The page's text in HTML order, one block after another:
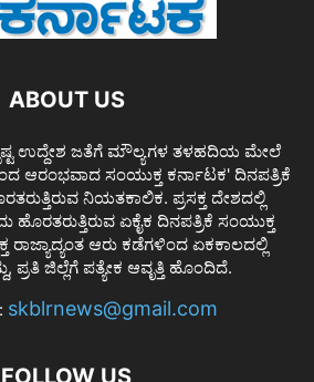
ABOUT US
ಉದ್ದೇಶ ಜತೆಗೆ ಮೌಲ್ಯಗಳ ತಳಹದಿಯ ಮೇಲೆ
ಆರಂಭವಾದ ಸಂಯುಕ್ತ ಕರ್ನಾಟಕ' ದಿನಪತ್ರಿಕೆ
ನಿಯತಕಾಲಿಕ. ಪ್ರಸಕ್ತ ದೇಶದಲ್ಲಿ
ಹೊರತರುತ್ತಿರುವ ಏಕೈಕ ದಿನಪತ್ರಿಕೆ ಸಂಯುಕ್ತ
ರಾಜ್ಯಾದ್ಯಂತ ಆರು ಕಡೆಗಳಿಂದ ಏಕಕಾಲದಲ್ಲಿ
ಪ್ರತಿ ಜಿಲ್ಲೆಗೆ ಪತ್ಯೇಕ ಆವೃತ್ತಿ ಹೊಂದಿದೆ.
skblrnews@gmail.com
FOLLOW US